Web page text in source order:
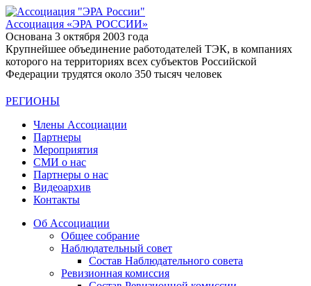
Ассоциация «ЭРА РОССИИ»
Основана 3 октября 2003 года
Крупнейшее объединение работодателей ТЭК, в компаниях
которого на территориях всех субъектов Российской
Федерации трудятся около 350 тысяч человек
РЕГИОНЫ
Члены Ассоциации
Партнеры
Мероприятия
СМИ о нас
Партнеры о нас
Видеоархив
Контакты
Об Ассоциации
Общее собрание
Наблюдательный совет
Состав Наблюдательного совета
Ревизионная комиссия